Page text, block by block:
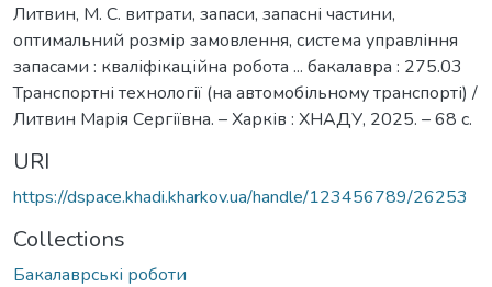
Литвин, М. С. витрати, запаси, запасні частини,
оптимальний розмір замовлення, система управління
запасами : кваліфікаційна робота ... бакалавра : 275.03
Транспортні технології (на автомобільному транспорті) /
Литвин Марія Сергіївна. – Харків : ХНАДУ, 2025. – 68 с.
URI
https://dspace.khadi.kharkov.ua/handle/123456789/26253
Collections
Бакалаврські роботи